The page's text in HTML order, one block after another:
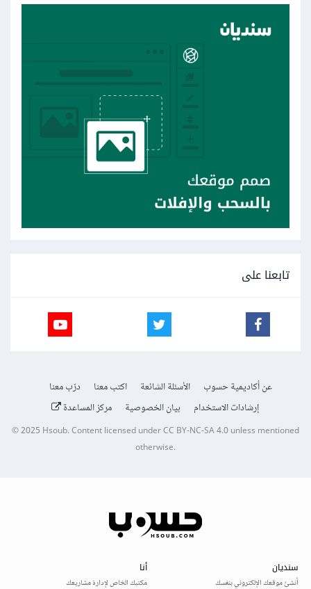
تابعنا على
عن أكاديمية حسوب الأسئلة الشائعة اكتب معنا
درّب معنا
إرشادات الاستخدام
بيان الخصوصية مركز المساعدة
© 2025Hsoub.Content licensed underCC BY-NC-SA 4.0unless mentioned
otherwise.